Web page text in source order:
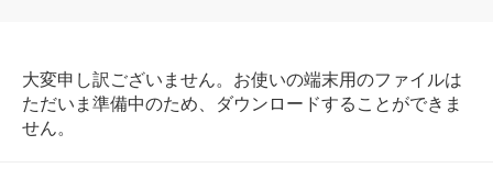
大変申し訳ございません。お使いの端末用のファイルは
ただいま準備中のため、ダウンロードすることができま
せん。